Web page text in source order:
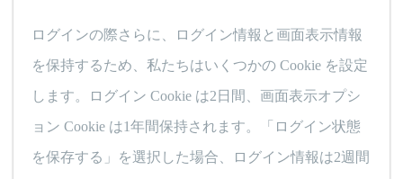
ログインの際さらに、ログイン情報と画面表示情報
を保持するため、私たちはいくつかの Cookie を設定
します。ログイン Cookie は2日間、画面表示オプシ
ョン Cookie は1年間保持されます。「ログイン状態
を保存する」を選択した場合、ログイン情報は2週間